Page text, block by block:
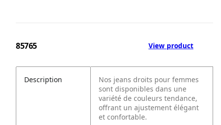
85765 View product
Description
Nos jeans droits pour femmes
sont disponibles dans une
variété de couleurs tendance,
offrant un ajustement élégant
et confortable.